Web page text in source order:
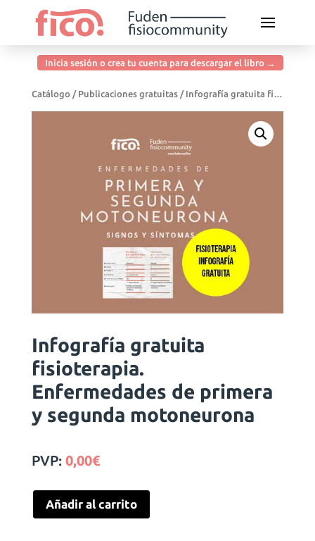
Catálogo / Publicaciones gratuitas/ Infografía gratuita fisioterapia. Enfermedades de primera y segunda motoneurona
Inicia sesión o crea tu cuenta para descargar el libro →
Infografía gratuita
fisioterapia.
Enfermedades de primera
y segunda motoneurona
PVP: 0,00€
Añadir al carrito